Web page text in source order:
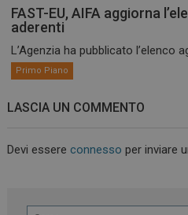
FAST-EU, AIFA aggiorna
aderenti
L’Agenzia ha pubblicato l’elenco
Primo Piano
LASCIA UN COMMENTO
Devi essereconnesso per inviare